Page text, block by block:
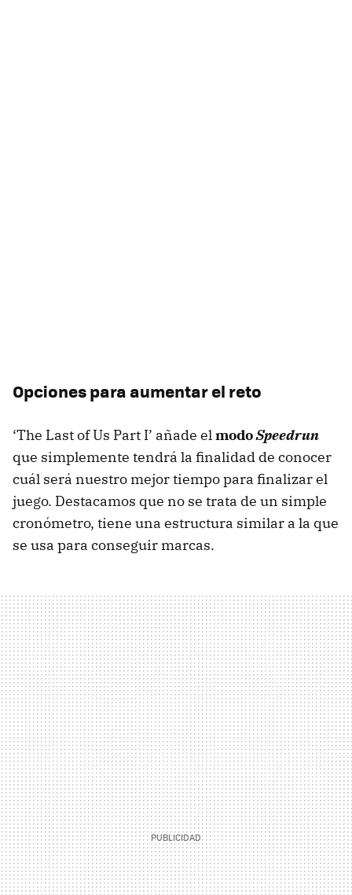
Opciones para aumentar el reto
‘The Last of Us Part I’ añade elmodoSpeedrun
que simplemente tendrá la finalidad de conocer
cuál será nuestro mejor tiempo para finalizar el
juego. Destacamos que no se trata de un simple
cronómetro, tiene una estructura similar a la que
se usa para conseguir marcas.